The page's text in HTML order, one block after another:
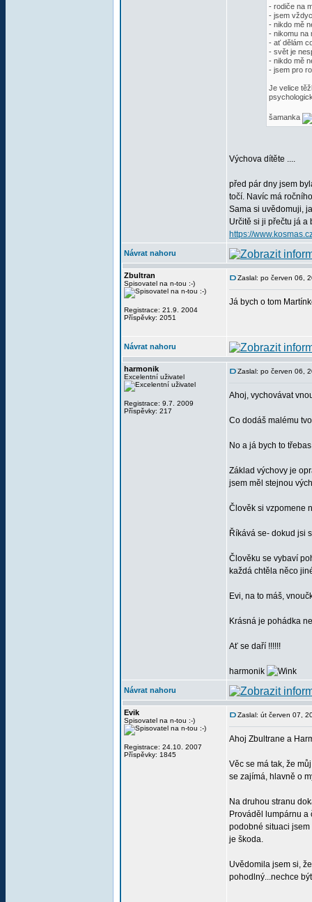
- rodiče na
- jsem
- nikdo mě
- nikomu na
- ať dělám
- svět je
- nikdo mě
- jsem pro
Je velice
šamanka
Výchova dítěte ....
před pár dny jsem
točí. Navíc má
Sama si uvědomuji,
Určitě si ji přečtu já a
https://
Návrat nahoru
Zbultran
Spisovatel na n-tou :-)
Registrace: 21.9. 2004
Příspěvky: 2051
Zaslal: po červen 06,
Já bych o tom
Návrat nahoru
harmonik
Excelentní uživatel
Registrace: 9.7. 2009
Příspěvky: 217
Zaslal: po červen 06,
Ahoj, vychovávat
Co dodáš malému
No a já bych to
Základ výchovy je
jsem měl stejnou
Člověk si vzpomene
Říkává se- dokud jsi
Člověku se vybaví
každá chtěla něco
Evi, na to máš,
Krásná je pohádka
Ať se daří !!!!!!
harmonik
Návrat nahoru
Evik
Spisovatel na n-tou :-)
Registrace: 24.10. 2007
Příspěvky: 1845
Zaslal: út červen 07,
Ahoj Zbultrane a
Věc se má tak, že
se zajímá, hlavně o
Na druhou stranu
Prováděl lumpárnu
podobné situaci jsem
je škoda.
Uvědomila jsem si,
pohodlný...nechce